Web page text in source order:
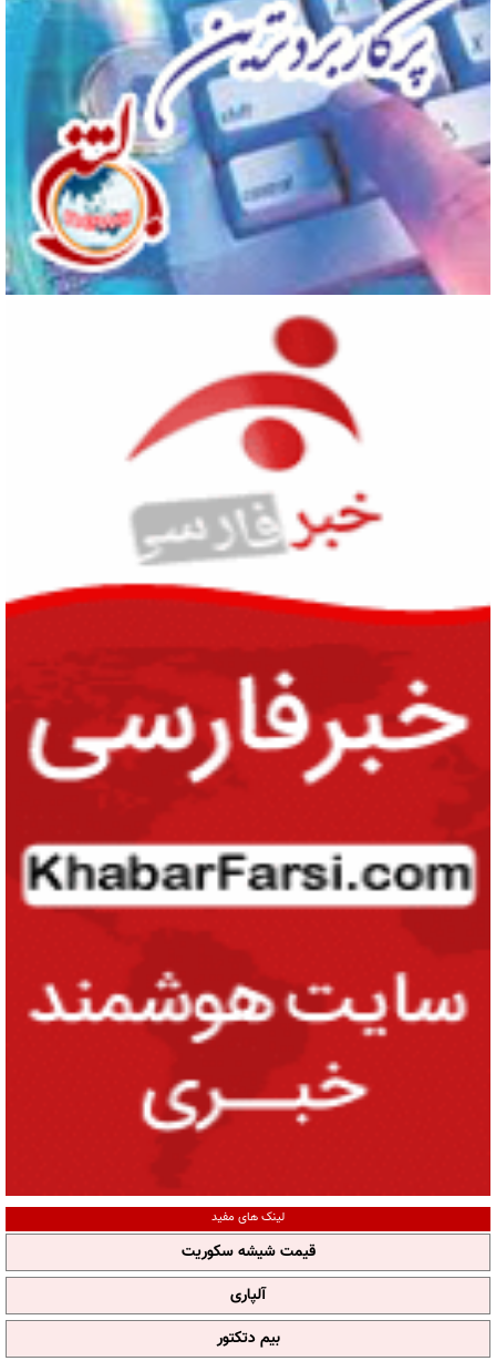
لینک های مفید
قیمت شیشه سکوریت
آلپاری
بیم دتکتور